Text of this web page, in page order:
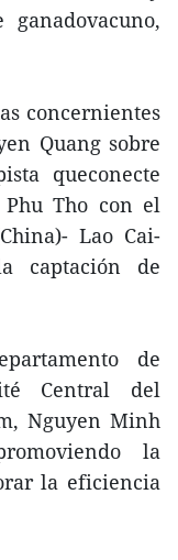
concernientes
Quang sobre
queconecte
Tho con el
Lao Cai-
captación de
de
Central del
Nguyen Minh
la
la eficiencia